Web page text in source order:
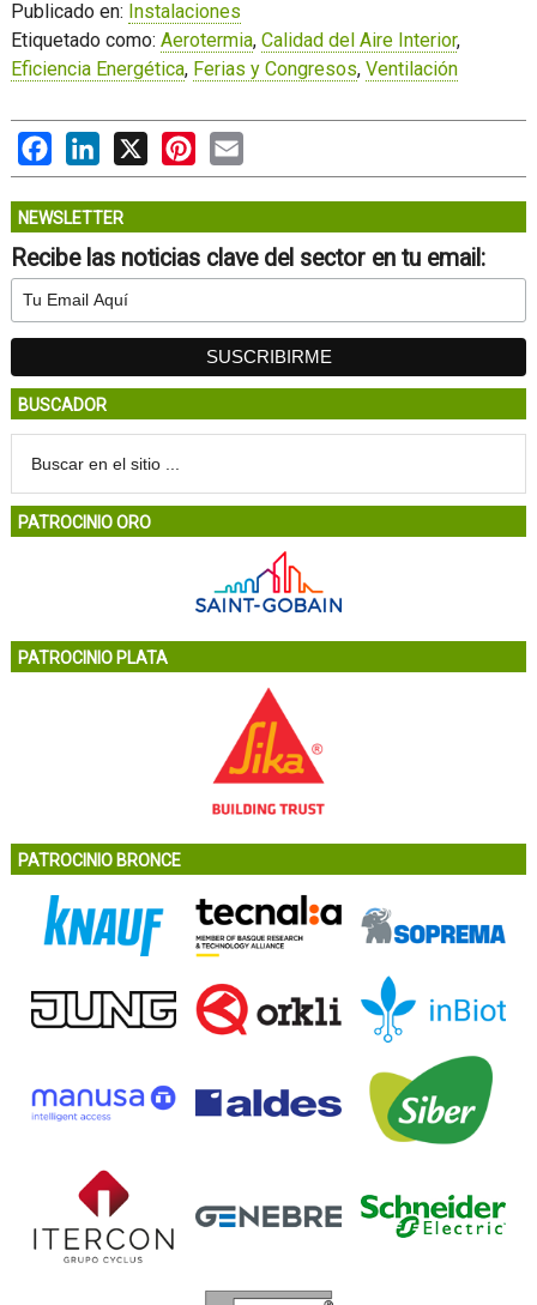
Publicado en: Instalaciones
Etiquetado como: Aerotermia, Calidad del Aire Interior,
Eficiencia Energética, Ferias y Congresos, Ventilación
FacebookLinkedIn
X PinterestEmail
NEWSLETTER
Recibe las noticias clave del sector en tu email:
BUSCADOR
PATROCINIO ORO
PATROCINIO PLATA
PATROCINIO BRONCE